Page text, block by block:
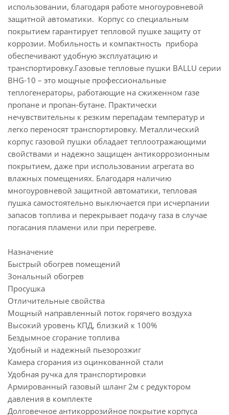
использовании, благодаря работе многоуровневой
защитной автоматики. Корпус со специальным
покрытием гарантирует тепловой пушке защиту от
коррозии. Мобильность и компактность прибора
обеспечивают удобную эксплуатацию и
транспортировку.Газовые тепловые пушки BALLU серии
BHG-10 – это мощные профессиональные
теплогенераторы, работающие на сжиженном газе
пропане и пропан-бутане. Практически
нечувствительны к резким перепадам температур и
легко переносят транспортировку. Металлический
корпус газовой пушки обладает теплоотражающими
свойствами и надежно защищен антикоррозионным
покрытием, даже при использовании агрегата во
влажных помещениях. Благодаря наличию
многоуровневой защитной автоматики, тепловая
пушка самостоятельно выключается при исчерпании
запасов топлива и перекрывает подачу газа в случае
погасания пламени или при перегреве.
Назначение
Быстрый обогрев помещений
Зональный обогрев
Просушка
Отличительные свойства
Мощный направленный поток горячего воздуха
Высокий уровень КПД, близкий к 100%
Бездымное сгорание топлива
Удобный и надежный пьезорозжиг
Камера сгорания из оцинкованной стали
Удобная ручка для транспортировки
Армированный газовый шланг 2м с редуктором
давления в комплекте
Долговечное антикоррозийное покрытие корпуса